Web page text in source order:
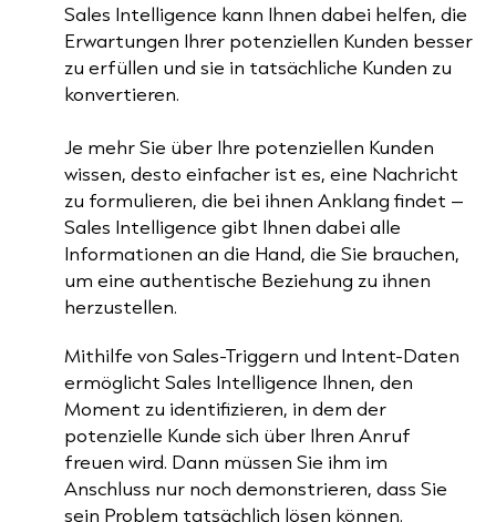
Sales Intelligence kann Ihnen dabei helfen, die
Erwartungen Ihrer potenziellen Kunden besser
zu erfüllen und sie in tatsächliche Kunden zu
konvertieren.
Je mehr Sie über Ihre potenziellen Kunden
wissen, desto einfacher ist es, eine Nachricht
zu formulieren, die bei ihnen Anklang findet –
Sales Intelligence gibt Ihnen dabei alle
Informationen an die Hand, die Sie brauchen,
um eine authentische Beziehung zu ihnen
herzustellen.
Mithilfe von Sales-Triggern und Intent-Daten
ermöglicht Sales Intelligence Ihnen, den
Moment zu identifizieren, in dem der
potenzielle Kunde sich über Ihren Anruf
freuen wird. Dann müssen Sie ihm im
Anschluss nur noch demonstrieren, dass Sie
sein Problem tatsächlich lösen können.